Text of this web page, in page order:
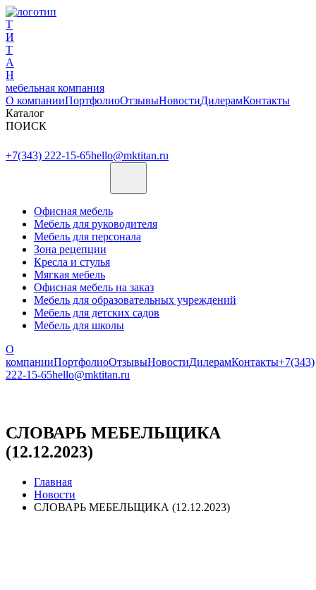
Т
И
Т
А
Н
мебельная компания
О компанииПортфолиоОтзывыНовостиДилерамКонтакты
Каталог
ПОИСК
+7(343) 222-15-65hello@mktitan.ru
Офисная мебель
Мебель для руководителя
Мебель для персонала
Зона рецепции
Кресла и стулья
Мягкая мебель
Офисная мебель на заказ
Мебель для образовательных учреждений
Мебель для детских садов
Мебель для школы
О
компанииПортфолиоОтзывыНовостиДилерамКонтакты+7(343)
222-15-65hello@mktitan.ru
СЛОВАРЬ МЕБЕЛЬЩИКА
(12.12.2023)
Главная
Новости
СЛОВАРЬ МЕБЕЛЬЩИКА (12.12.2023)